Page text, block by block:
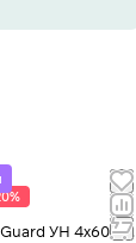
УН 4х60 уп.